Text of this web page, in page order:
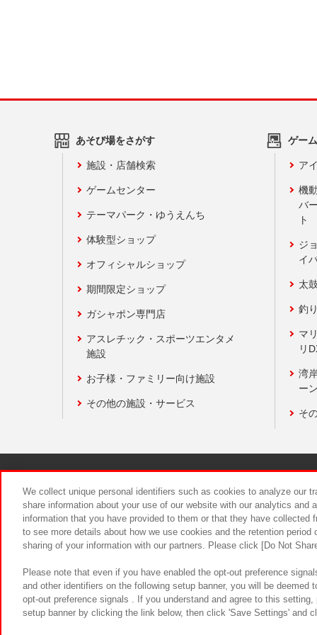
あそび場をさがす
施設・店舗検索
ゲームセンター
テーマパーク・ゆうえんち
体験型ショップ
オフィシャルショップ
期間限定ショップ
ガシャポン専門店
アスレチック・スポーツエンタメ
施設
お子様・ファミリー向け施設
その他の施設・サービス
ゲー
ア
機
バ
ト
ジ
イ
太
釣
マ
リ
湾
ー
そ
食品のご
We collect unique personal identifiers such as cookies to analyze our
share information about your use of our website with our analytics and
information that you have provided to them or that they have
to see more details about how we use cookies and the retention
sharing of your information with our partners. Please click [Do Not
Please note that even if you have enabled the opt-out preference
and other identifiers on the following setup banner, you will be
opt-out preference signals . If you understand and agree to this
setup banner by clicking the link below, then click 'Save Settings' and